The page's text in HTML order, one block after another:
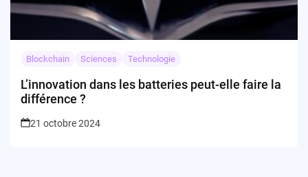
Blockchain Sciences Technologie
L’innovation dans les batteries peut-elle faire la
différence ?
21 octobre 2024